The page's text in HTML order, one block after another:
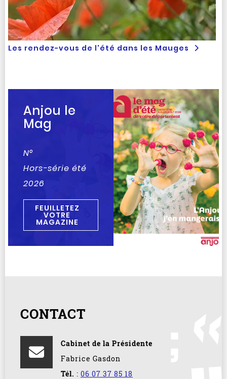
Les rendez-vous de l'été dans les Mauges
Anjou le
Mag
N°
Hors-série été
2026
FEUILLETEZ
VOTRE
MAGAZINE
CONTACT
Cabinet de la Présidente
Fabrice Gasdon
Tél. : 06 07 37 85 18